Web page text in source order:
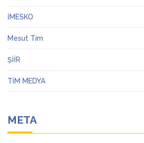
İMESKO
Mesut Tim
ŞİİR
TİM MEDYA
META